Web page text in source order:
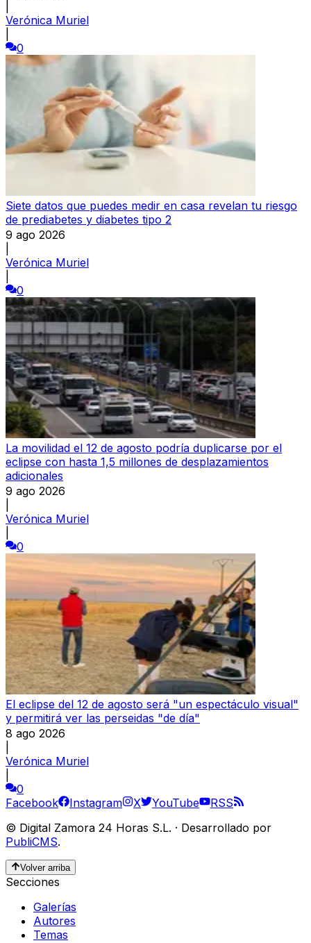
Verónica Muriel
0
Siete datos que puedes medir en casa revelan tu riesgo
de prediabetes y diabetes tipo 2
9 ago 2026
Verónica Muriel
0
La movilidad el 12 de agosto podría duplicarse por el
eclipse con hasta 1,5 millones de desplazamientos
adicionales
9 ago 2026
Verónica Muriel
0
El eclipse del 12 de agosto será "un espectáculo visual"
y permitirá ver las perseidas "de día"
8 ago 2026
Verónica Muriel
0
Facebook
Instagram X YouTube
RSS
© Digital Zamora 24 Horas S.L. · Desarrollado por
PubliCMS.
Volver arriba
Secciones
Galerías
Autores
Temas